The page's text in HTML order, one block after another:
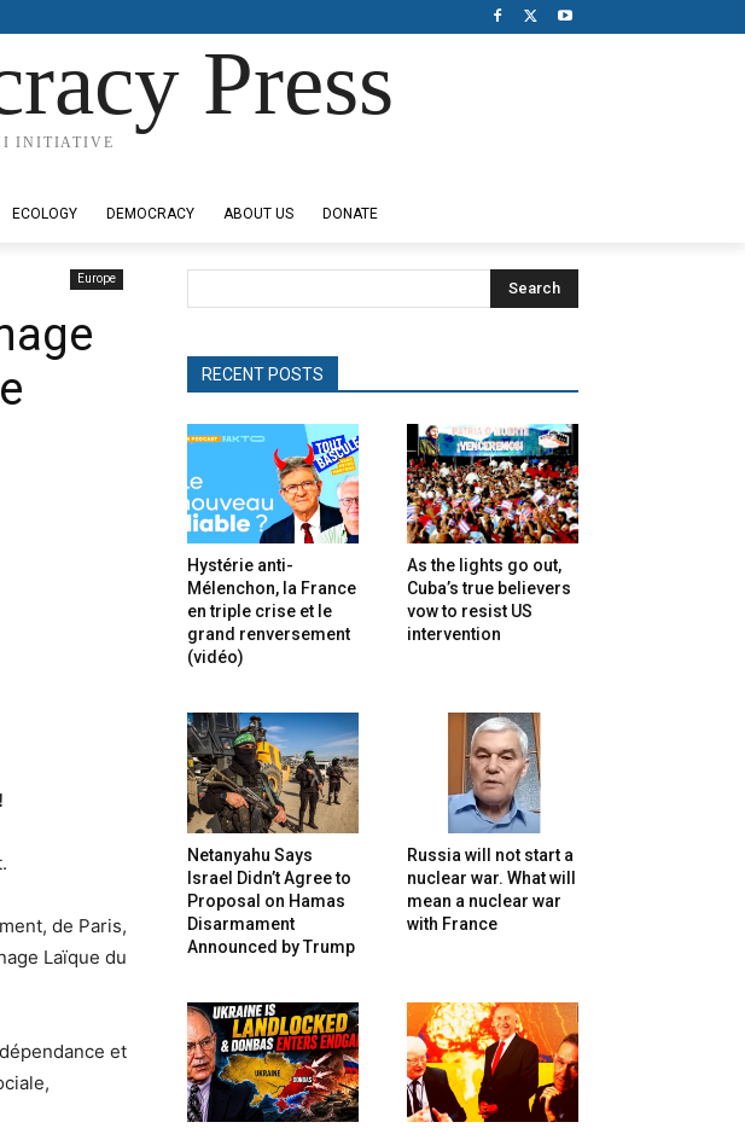
Press
INITIATIVE
ECOLOGY DEMOCRACY ABOUT US DONATE
Europe
de Paris,
Laïque du
et
Search
RECENT POSTS
Hystérie anti-
Mélenchon, la France
en triple crise et le
grand renversement
(vidéo)
As the lights go out,
Cuba’s true believers
vow to resist US
intervention
Netanyahu Says
Israel Didn’t Agree to
Proposal on Hamas
Disarmament
Announced by Trump
Russia will not start a
nuclear war. What will
mean a nuclear war
with France